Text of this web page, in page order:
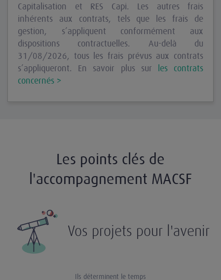
Capitalisation et RES Capi. Les autres frais
inhérents aux contrats, tels que les frais de
gestion, s’appliquent conformément aux
dispositions contractuelles. Au-delà du
31/08/2026, tous les frais prévus aux contrats
s’appliqueront. En savoir plus sur
les contrats
concernés >
Les points clés de
l'accompagnement MACSF
Vos projets pour l'avenir
Ils déterminent le temps